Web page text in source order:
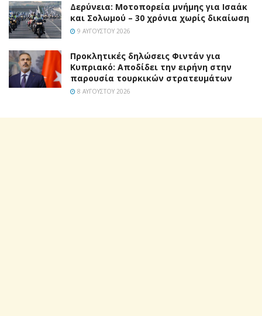
Δερύνεια: Μοτοπορεία μνήμης για Ισαάκ
και Σολωμού – 30 χρόνια χωρίς δικαίωση
9 ΑΥΓΟΎΣΤΟΥ 2026
Προκλητικές δηλώσεις Φιντάν για
Κυπριακό: Αποδίδει την ειρήνη στην
παρουσία τουρκικών στρατευμάτων
8 ΑΥΓΟΎΣΤΟΥ 2026